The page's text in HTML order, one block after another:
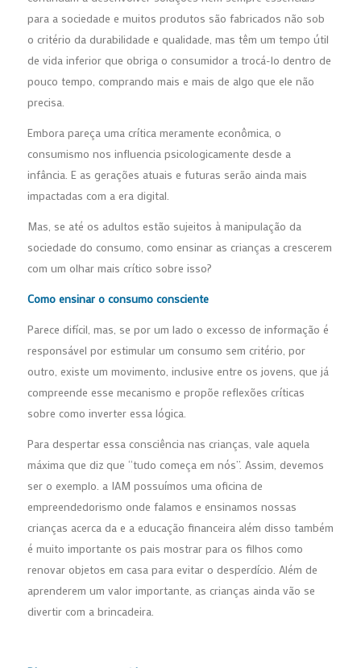
para a sociedade e muitos produtos são fabricados não sob
o critério da durabilidade e qualidade, mas têm um tempo útil
de vida inferior que obriga o consumidor a trocá-lo dentro de
pouco tempo, comprando mais e mais de algo que ele não
precisa.
Embora pareça uma crítica meramente econômica, o
consumismo nos influencia psicologicamente desde a
infância. E as gerações atuais e futuras serão ainda mais
impactadas com a era digital.
Mas, se até os adultos estão sujeitos à manipulação da
sociedade do consumo, como ensinar as crianças a crescerem
com um olhar mais crítico sobre isso?
Como ensinar o consumo consciente
Parece difícil, mas, se por um lado o excesso de informação é
responsável por estimular um consumo sem critério, por
outro, existe um movimento, inclusive entre os jovens, que já
compreende esse mecanismo e propõe reflexões críticas
sobre como inverter essa lógica.
Para despertar essa consciência nas crianças, vale aquela
máxima que diz que “tudo começa em nós”. Assim, devemos
ser o exemplo. a IAM possuímos uma oficina de
empreendedorismo onde falamos e ensinamos nossas
crianças acerca da e a educação financeira além disso também
é muito importante os pais mostrar para os filhos como
renovar objetos em casa para evitar o desperdício. Além de
aprenderem um valor importante, as crianças ainda vão se
divertir com a brincadeira.